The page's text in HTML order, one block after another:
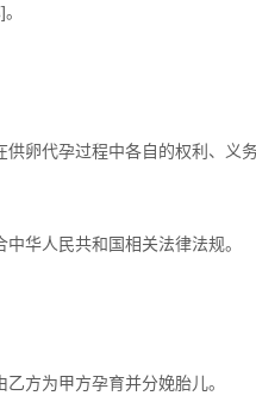
卵代孕过程中各自的权利、义务
华人民共和国相关法律法规。
方为甲方孕育并分娩胎儿。